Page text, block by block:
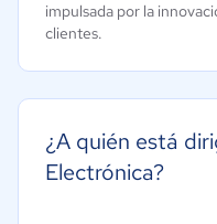
impulsada por la
clientes.
¿A quién está
Electrónica?